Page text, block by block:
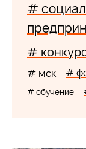
#
#
# мск #
# обучение